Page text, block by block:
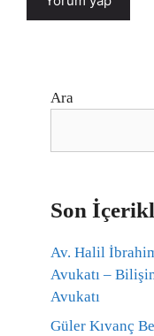
Ara
Son
Av. Halil
Avukatı –
Avukatı
Güler Kıvanç